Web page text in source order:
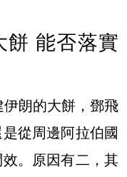
餅 能否落實
朗的大餅，鄧飛
從周邊阿拉伯國
。原因有二，其